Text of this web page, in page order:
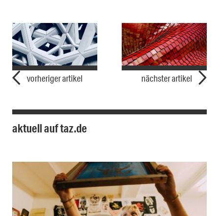
vorheriger artikel nächster artikel
aktuell auf taz.de